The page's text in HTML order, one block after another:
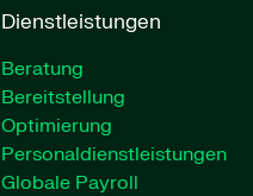
Dienstleistungen
Beratung
Bereitstellung
Optimierung
Personaldienstleistungen
Globale Payroll